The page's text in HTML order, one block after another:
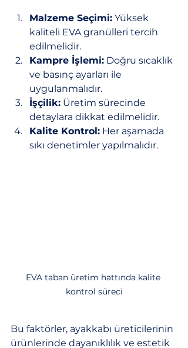
Malzeme Seçimi: Yüksek
kaliteli EVA granülleri tercih
edilmelidir.
Kampre İşlemi: Doğru sıcaklık
ve basınç ayarları ile
uygulanmalıdır.
İşçilik: Üretim sürecinde
detaylara dikkat edilmelidir.
Kalite Kontrol: Her aşamada
sıkı denetimler yapılmalıdır.
EVA taban üretim hattında kalite
kontrol süreci
Bu faktörler, ayakkabı üreticilerinin
ürünlerinde dayanıklılık ve estetik